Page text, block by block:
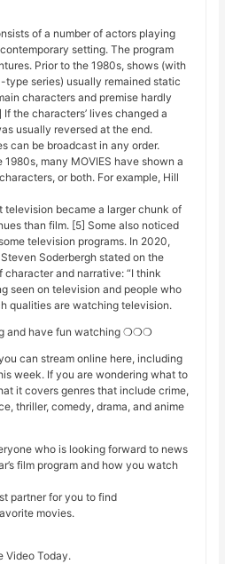
of a number of actors playing
setting. The program
Prior to the 1980s, shows (with
series) usually remained static
characters and premise hardly
the characters’ lives changed a
usually reversed at the end.
can be broadcast in any order.
many MOVIES have shown a
or both. For example, Hill
television became a larger chunk of
than film. [5] Some also noticed
television programs. In 2020,
Soderbergh stated on the
and narrative: “I think
seen on television and people who
qualities are watching television.
and have fun watching ❍❍❍
can stream online here, including
week. If you are wondering what to
it covers genres that include crime,
thriller, comedy, drama, and anime
who is looking forward to news
film program and how you watch
partner for you to find
movies.
Video Today.